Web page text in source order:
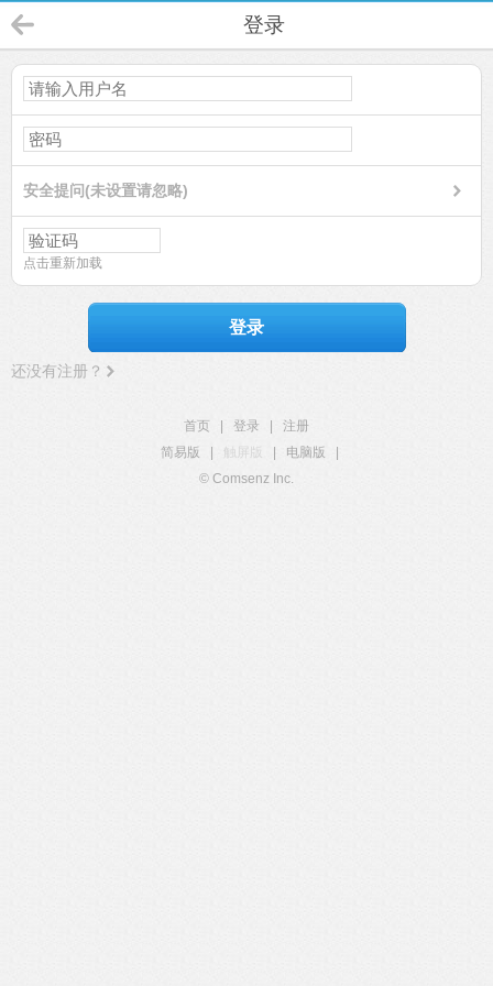
登录
安全提问(未设置请忽略)
点击重新加载
登录
还没有注册？
首页 登录
注册
简易版
触屏版 电脑版
© Comsenz Inc.